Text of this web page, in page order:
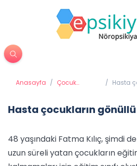
Anasayfa / Çocuk
/ Hasta
Hasta çocukların
48 yaşındaki Fatma Kılıç, şimdi
uzun süreli yatan çocukların